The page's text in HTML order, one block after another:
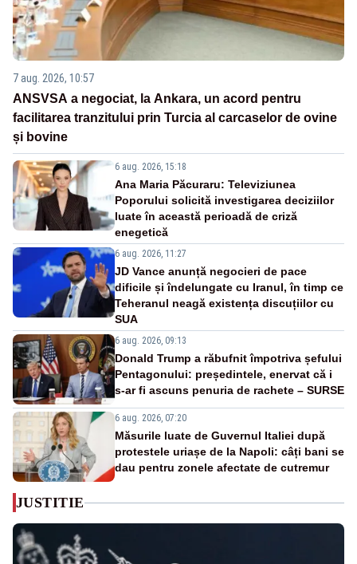
7 aug. 2026, 10:57
ANSVSA a negociat, la Ankara, un acord pentru
facilitarea tranzitului prin Turcia al carcaselor de ovine
și bovine
6 aug. 2026, 15:18
Ana Maria Păcuraru: Televiziunea
Poporului solicită investigarea deciziilor
luate în această perioadă de criză
enegetică
6 aug. 2026, 11:27
JD Vance anunță negocieri de pace
dificile și îndelungate cu Iranul, în timp ce
Teheranul neagă existența discuțiilor cu
SUA
6 aug. 2026, 09:13
Donald Trump a răbufnit împotriva șefului
Pentagonului: președintele, enervat că i
s-ar fi ascuns penuria de rachete – SURSE
6 aug. 2026, 07:20
Măsurile luate de Guvernul Italiei după
protestele uriașe de la Napoli: câți bani se
dau pentru zonele afectate de cutremur
JUSTITIE